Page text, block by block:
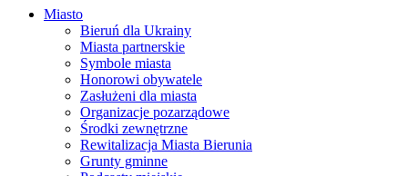
Miasto
Bieruń dla Ukrainy
Miasta partnerskie
Symbole miasta
Honorowi obywatele
Zasłużeni dla miasta
Organizacje pozarządowe
Środki zewnętrzne
Rewitalizacja Miasta Bierunia
Grunty gminne